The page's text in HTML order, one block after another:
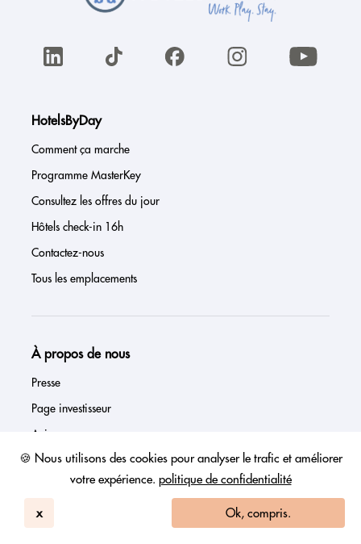
🍪 Nous utilisons des cookies pour analyser le trafic et améliorer
votre expérience. politique de confidentialité
x Ok, compris.
HotelsByDay
Comment ça marche
Programme MasterKey
Consultez les offres du jour
Hôtels check-in 16h
Contactez-nous
Tous les emplacements
À propos de nous
Presse
Page investisseur
Avis
FAQs
Signez mon hôtel